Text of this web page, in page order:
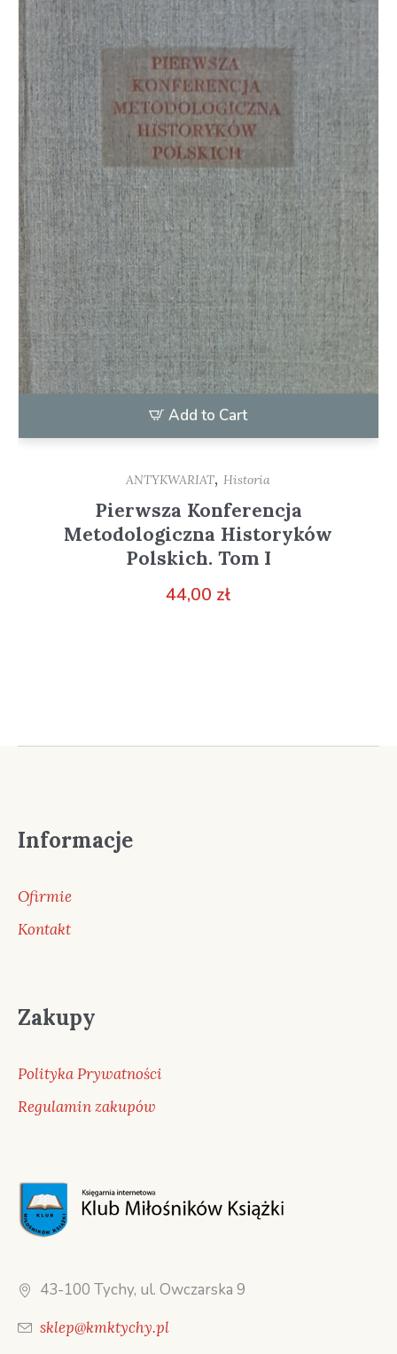
Add to Cart
ANTYKWARIAT, Historia
Pierwsza Konferencja
Metodologiczna Historyków
Polskich. Tom I
44,00 zł
Informacje
Ofirmie
Kontakt
Zakupy
Polityka Prywatności
Regulamin zakupów
43-100 Tychy, ul. Owczarska 9
sklep@kmktychy.pl